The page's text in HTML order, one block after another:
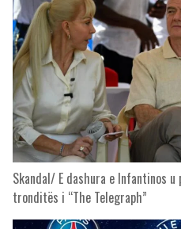
Skandal/ E dashura e Infantinos u
tronditës i “The Telegraph”